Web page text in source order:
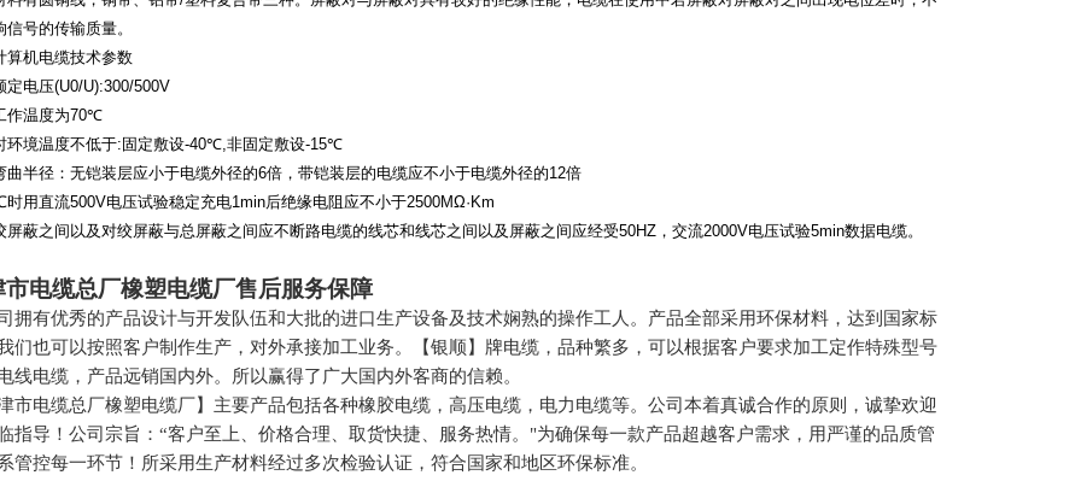
信号的传输质量。
算机电缆技术参数
定电压(U0/U):300/500V
作温度为70℃
环境温度不低于: 固定敷设-40℃,非固定敷设-15℃
曲半径：无铠装层应小于电缆外径的6倍，带铠装层的电缆应不小于电缆外径的12倍
时用直流500V电压试验稳定充电1min后绝缘电阻应不小于2500MΩ·Km
屏蔽之间以及对绞屏蔽与总屏蔽之间应不断路电缆的线芯和线芯之间以及屏蔽之间应经受50HZ ，交流2000V电压试验5min数据电缆。
市电缆总厂橡塑电缆厂售后服务保障
拥有优秀的产品设计与开发队伍和大批的进口生产设备及技术娴熟的操作工人。产品全部采用环保材料，达到国家标
们也可以按照客户制作生产，对外承接加工业务。【银顺】牌电缆，品种繁多，可以根据客户要求加工定作特殊型号
线电缆，产品远销国内外。所以赢得了广大国内外客商的信赖。
津市电缆总厂橡塑电缆厂】主要产品包括各种橡胶电缆，高压电缆，电力电缆等。公司本着真诚合作的原则，诚挚欢迎
指导！公司宗旨：“客户至上、价格合理、取货快捷、服务热情。"为确保每一款产品超越客户需求，用严谨的品质管
管控每一环节！所采用生产材料经过多次检验认证，符合国家和地区环保标准。